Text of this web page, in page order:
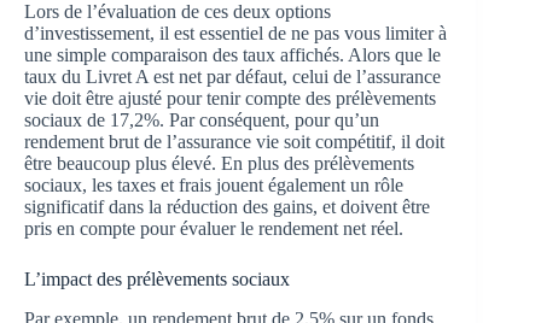
Lors de l’évaluation de ces deux options
d’investissement, il est essentiel de ne pas vous limiter à
une simple comparaison des taux affichés. Alors que le
taux du Livret A est net par défaut, celui de l’assurance
vie doit être ajusté pour tenir compte des prélèvements
sociaux de 17,2%. Par conséquent, pour qu’un
rendement brut de l’assurance vie soit compétitif, il doit
être beaucoup plus élevé. En plus des prélèvements
sociaux, les taxes et frais jouent également un rôle
significatif dans la réduction des gains, et doivent être
pris en compte pour évaluer le rendement net réel.
L’impact des prélèvements sociaux